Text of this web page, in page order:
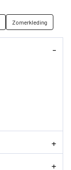
Zomerkleding